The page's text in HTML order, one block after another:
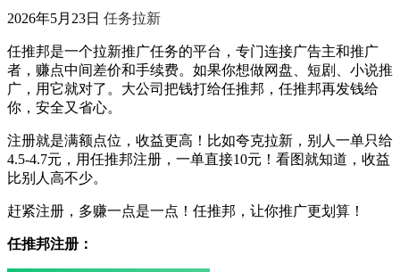
2026年5月23日 任务拉新
任推邦是一个拉新推广任务的平台，专门连接广告主和推广
者，赚点中间差价和手续费。如果你想做网盘、短剧、小说推
广，用它就对了。大公司把钱打给任推邦，任推邦再发钱给
你，安全又省心。
注册就是满额点位，收益更高！比如夸克拉新，别人一单只给
4.5-4.7元，用任推邦注册，一单直接10元！看图就知道，收益
比别人高不少。
赶紧注册，多赚一点是一点！任推邦，让你推广更划算！
任推邦注册：